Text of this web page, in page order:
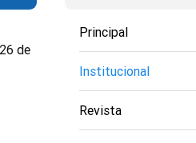
de
Principal
Institucional
Revista